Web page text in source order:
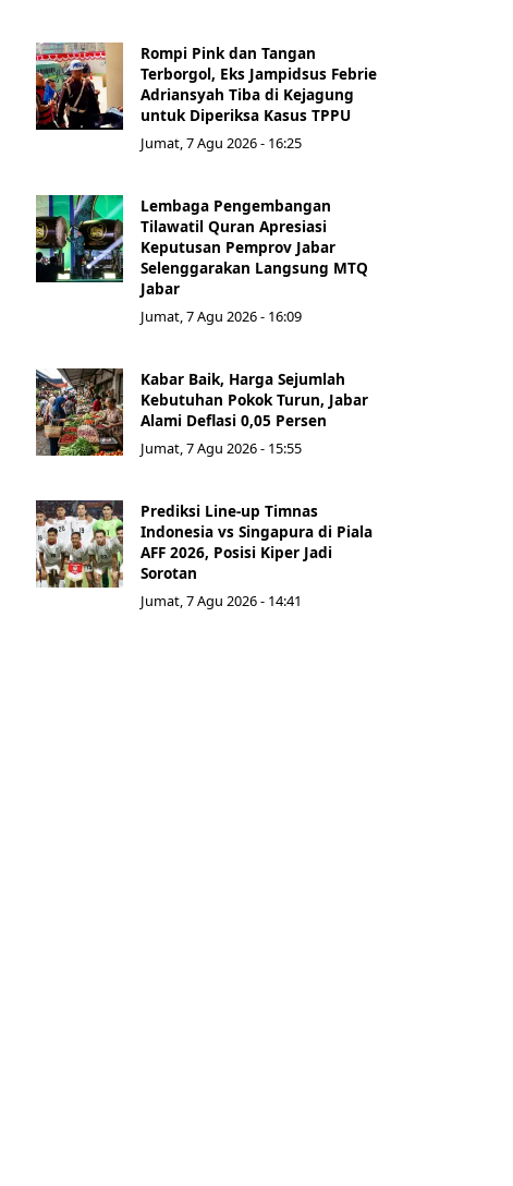
Rompi Pink dan Tangan
Terborgol, Eks Jampidsus Febrie
Adriansyah Tiba di Kejagung
untuk Diperiksa Kasus TPPU
Jumat, 7 Agu 2026 - 16:25
Lembaga Pengembangan
Tilawatil Quran Apresiasi
Keputusan Pemprov Jabar
Selenggarakan Langsung MTQ
Jabar
Jumat, 7 Agu 2026 - 16:09
Kabar Baik, Harga Sejumlah
Kebutuhan Pokok Turun, Jabar
Alami Deflasi 0,05 Persen
Jumat, 7 Agu 2026 - 15:55
Prediksi Line-up Timnas
Indonesia vs Singapura di Piala
AFF 2026, Posisi Kiper Jadi
Sorotan
Jumat, 7 Agu 2026 - 14:41